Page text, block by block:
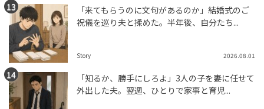
「来てもらうのに文句があるのか」結婚式のご
祝儀を巡り夫と揉めた。半年後、自分たち...
Story 2026.08.01
「知るか、勝手にしろよ」3人の子を妻に任せて
外出した夫。翌週、ひとりで家事と育児...